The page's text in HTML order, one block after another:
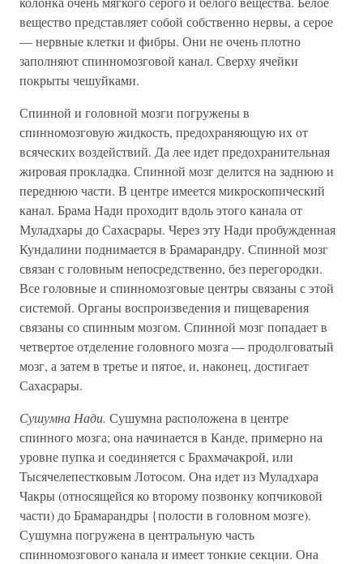
вещество представляет собой собственно нервы, а серое
— нервные клетки и фибры. Они не очень плотно
заполняют спинномозговой канал. Сверху ячейки
покрыты чешуйками.
Спинной и головной мозги погружены в
спинномозговую жидкость, предохраняющую их от
всяческих воздействий. Да лее идет предохранительная
жировая прокладка. Спинной мозг делится на заднюю и
переднюю части. В центре имеется микроскопический
канал. Брама Нади проходит вдоль этого канала от
Муладхары до Сахасрары. Через эту Нади пробужденная
Кундалини поднимается в Брамарандру. Спинной мозг
связан с головным непосредственно, без перегородки.
Все головные и спинномозговые центры связаны с этой
системой. Органы воспроизведения и пищеварения
связаны со спинным мозгом. Спинной мозг попадает в
четвертое отделение головного мозга — продолговатый
мозг, а затем в третье и пятое, и, наконец, достигает
Сахасрары.
Сушумна Нади. Сушумна расположена в центре
спинного мозга; она начинается в Канде, примерно на
уровне пупка и соединяется с Брахмачакрой, или
Тысячелепестковым Лотосом. Она идет из Муладхара
Чакры (относящейся ко второму позвонку копчиковой
части) до Брамарандры {полости в головном мозге).
Сушумна погружена в центральную часть
спинномозгового канала и имеет тонкие секции. Она